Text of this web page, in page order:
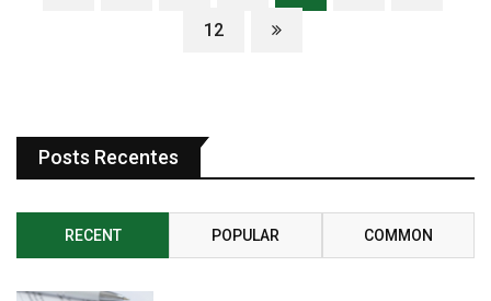
12
Posts Recentes
RECENT POPULAR COMMON